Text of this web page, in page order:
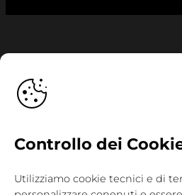
Controllo dei
Utilizziamo cookie tecnici e di